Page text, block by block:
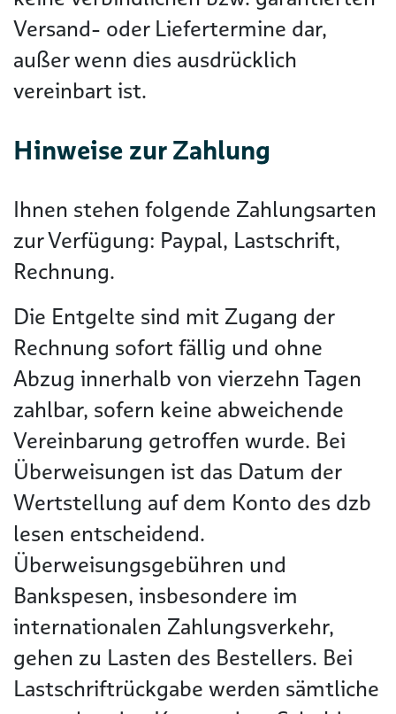
Versand- oder Liefertermine dar,
außer wenn dies ausdrücklich
vereinbart ist.
Hinweise zur Zahlung
Ihnen stehen folgende Zahlungsarten
zur Verfügung: Paypal, Lastschrift,
Rechnung.
Die Entgelte sind mit Zugang der
Rechnung sofort fällig und ohne
Abzug innerhalb von vierzehn Tagen
zahlbar, sofern keine abweichende
Vereinbarung getroffen wurde. Bei
Überweisungen ist das Datum der
Wertstellung auf dem Konto des dzb
lesen entscheidend.
Überweisungsgebühren und
Bankspesen, insbesondere im
internationalen Zahlungsverkehr,
gehen zu Lasten des Bestellers. Bei
Lastschriftrückgabe werden sämtliche